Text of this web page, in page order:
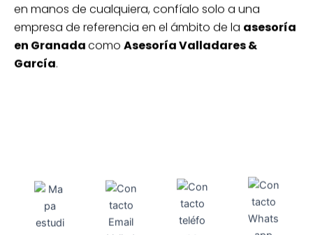
en manos de cualquiera, confíalo solo a una
empresa de referencia en el ámbito de la asesoría
en Granadacomo Asesoría Valladares &
García.